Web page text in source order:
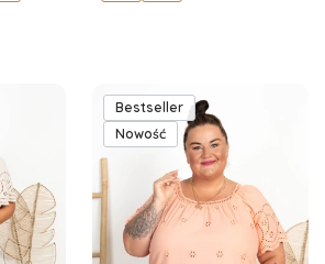
Bestseller
Nowość